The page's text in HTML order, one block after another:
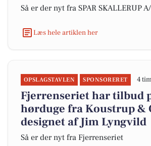
Så er der nyt fra SPAR SKALLERUP
Læs hele artiklen her
OPSLAGSTAVLEN SPONSORERET 4
Fjerrenseriet har tilbud
hørduge fra Koustrup &
designet af Jim Lyngvild
Så er der nyt fra Fjerrenseriet